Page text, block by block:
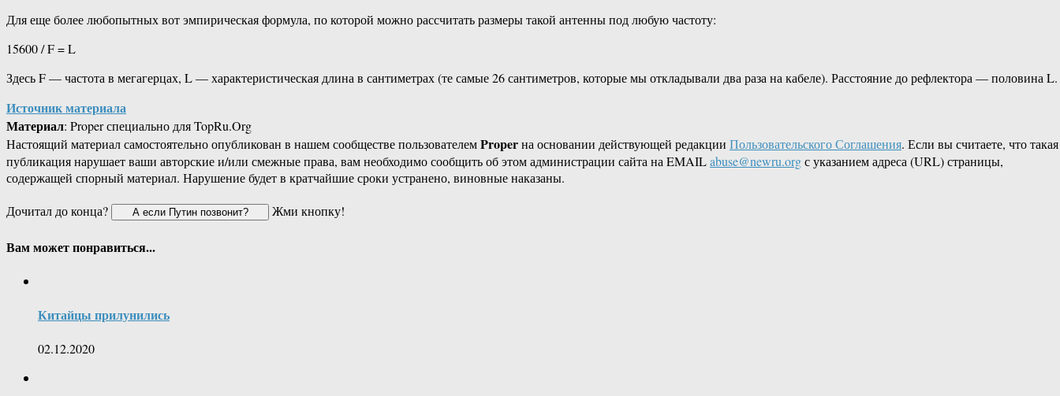
Для еще более любопытных вот эмпирическая формула, по которой можно рассчитать размеры такой антенны под любую частоту:
15600 / F = L
Здесь F — частота в мегагерцах, L — характеристическая длина в сантиметрах (те самые 26 сантиметров, которые мы откладывали два раза на кабеле). Расстояние до рефлектора — половина L.
Источник материала
Материал: Proper специально для TopRu.Org
Настоящий материал самостоятельно опубликован в нашем сообществе пользователемProperна основании действующей редакции Пользовательского Соглашения. Если вы считаете, что такая
публикация нарушает ваши авторские и/или смежные права, вам необходимо сообщить об этом администрации сайта на EMAILabuse@newru.orgс указанием адреса (URL) страницы,
содержащей спорный материал. Нарушение будет в кратчайшие сроки устранено, виновные наказаны.
Дочитал до конца?
Жми кнопку!
Вам может понравиться...
Китайцы прилунились
02.12.2020